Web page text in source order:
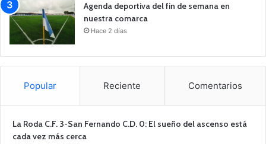
Agenda deportiva del fin de semana en
nuestra comarca
Hace 2 días
Popular Reciente Comentarios
La Roda C.F. 3-San Fernando C.D. 0: El sueño del ascenso está
cada vez más cerca